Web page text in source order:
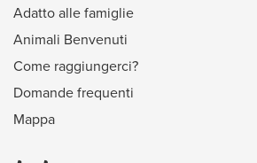
Adatto alle famiglie
Animali Benvenuti
Come raggiungerci?
Domande frequenti
Mappa